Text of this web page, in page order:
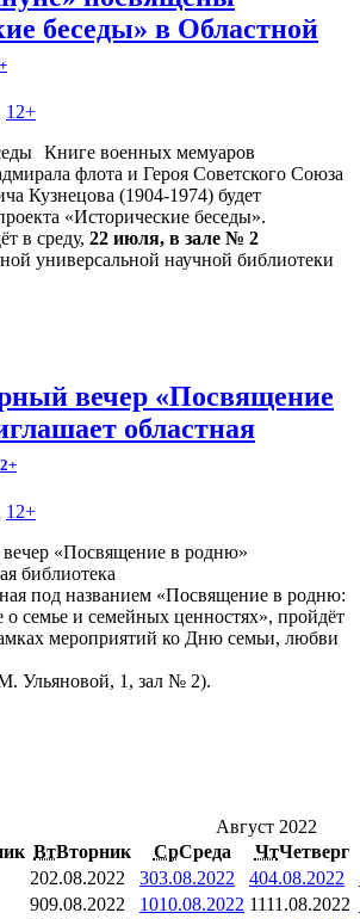
беседы» в Областной
12+
Книге военных мемуаров
флота и Героя Советского Союза
Кузнецова (1904-1974) будет
«Исторические беседы».
в среду, 22 июля, в зале № 2
универсальной научной библиотеки
вечер «Посвящение
областная
12+
под названием «Посвящение в родню:
о семье и семейных ценностях», пройдёт
мероприятий ко Дню семьи, любви
Ульяновой, 1, зал № 2).
Август 2022
ВтВторник СрСреда ЧтЧетверг
202.08.2022 303.08.2022 404.08.2022
909.08.2022 1010.08.2022 1111.08.2022